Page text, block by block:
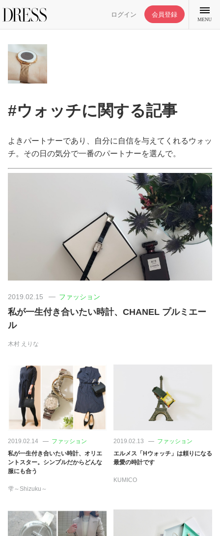
ログイン 会員登録
MENU
ライフスタイル
美容/健康
ワークスタイル
妊娠/出産/家族
トラベル
カルチャー/エンタメ
占い
#ウォッチに関する記事
よきパートナーであり、自分に自信を与えてくれるウォッ
チ。その日の気分で一番のパートナーを選んで。
2019.02.15 ファッション
私が一生付き合いたい時計、CHANEL プルミエー
ル
木村 えりな
2019.02.14
ファッション
私が一生付き合いたい時計、オリエ
ントスター。シンプルだからどんな
服にも合う
雫～Shizuku～
2019.02.13
ファッション
エルメス「Hウォッチ」は頼りになる
最愛の時計です
KUMICO